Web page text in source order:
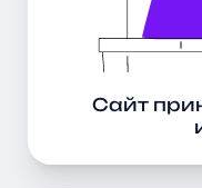
Сайт